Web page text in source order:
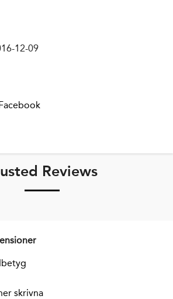
12-09
Reviews
skrivna